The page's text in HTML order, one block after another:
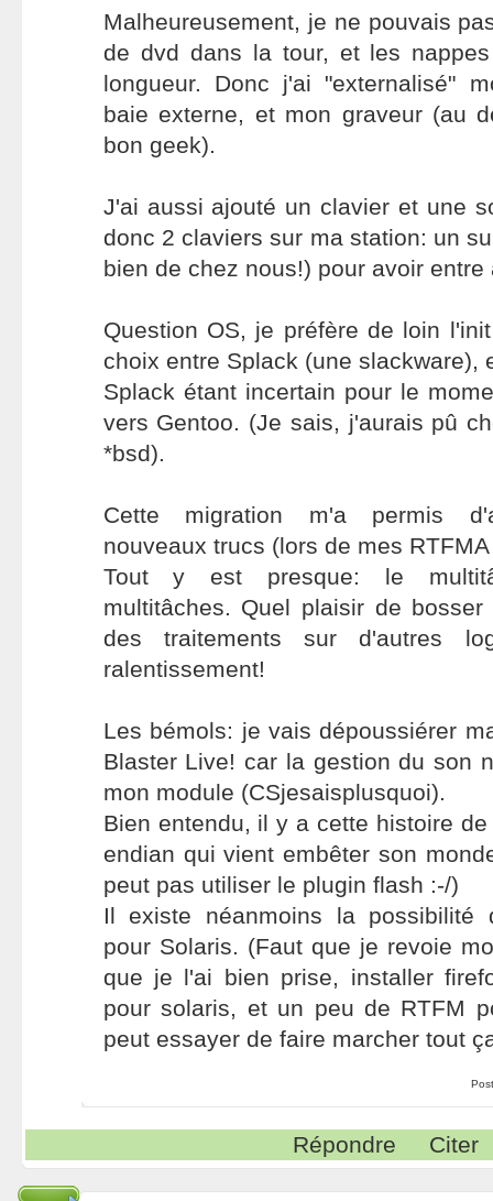
Malheureusement, je ne pouvais
de dvd dans la tour, et les
longueur. Donc j'ai "externalisé"
baie externe, et mon graveur (au
bon geek).
J'ai aussi ajouté un clavier et une
donc 2 claviers sur ma station: un
bien de chez nous!) pour avoir
Question OS, je préfère de loin
choix entre Splack (une slackware),
Splack étant incertain pour le
vers Gentoo. (Je sais, j'aurais pû
*bsd).
Cette migration m'a permis
nouveaux trucs (lors de mes
Tout y est presque: le
multitâches. Quel plaisir de
des traitements sur d'autres
ralentissement!
Les bémols: je vais dépoussiérer
Blaster Live! car la gestion du son
mon module (CSjesaisplusquoi).
Bien entendu, il y a cette histoire
endian qui vient embêter son
peut pas utiliser le plugin flash :-/)
Il existe néanmoins la possibilité
pour Solaris. (Faut que je revoie
que je l'ai bien prise, installer
pour solaris, et un peu de RTFM
peut essayer de faire marcher tout
Répondre Citer